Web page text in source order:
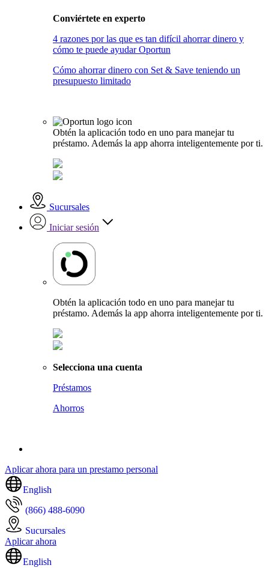
Conviértete en experto
4 razones por las que es tan difícil ahorrar dinero y
cómo te puede ayudar Oportun
Cómo ahorrar dinero con Set & Save teniendo un
presupuesto limitado
Obtén la aplicación todo en uno para manejar tu
préstamo. Además la app ahorra inteligentemente por ti.
Sucursales
Iniciar sesión
Obtén la aplicación todo en uno para manejar tu
préstamo. Además la app ahorra inteligentemente por ti.
Selecciona una cuenta
Préstamos
Ahorros
Aplicar ahora para un prestamo personal
English
(866) 488-6090
Sucursales
Aplicar ahora
English